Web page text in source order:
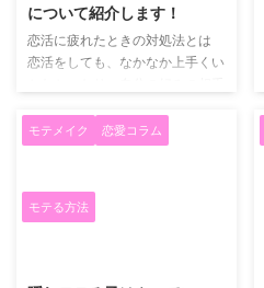
について紹介します！
恋活に疲れたときの対処法とは
恋活をしても、なかなか上手くい
しまいます。 そんなときの対処
法について紹介します。 恋活を
は、恋活に疲れたなーと感じた
ら、恋活をお休みしてみることで
モテメイク 恋愛コラム
モテる方法